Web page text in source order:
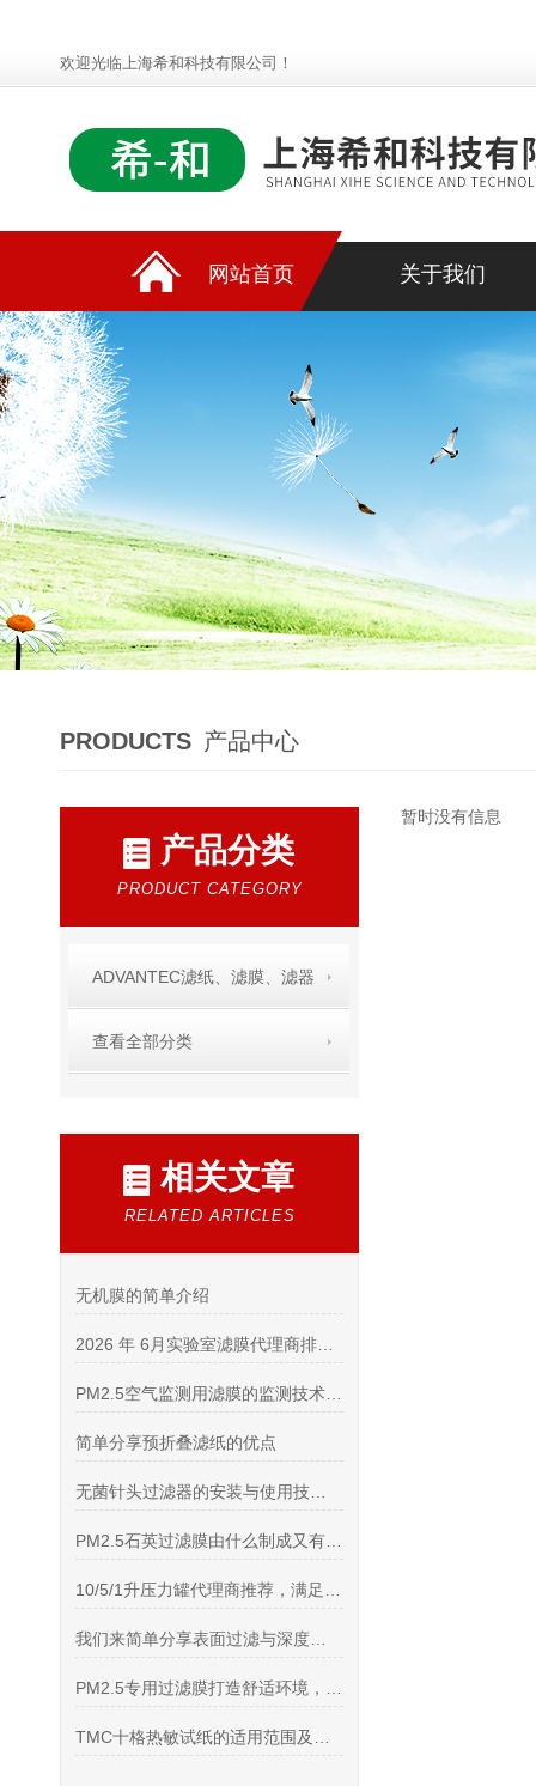
欢迎光临上海希和科技有限公司！
网站首页 关于我们
PRODUCTS 产品中心
产品分类
PRODUCT CATEGORY
ADVANTEC滤纸、滤膜、滤器
查看全部分类
相关文章
RELATED ARTICLES
无机膜的简单介绍
简单分享预折叠滤纸的优点
暂时没有信息